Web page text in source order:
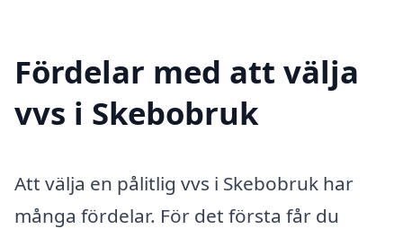
Fördelar med att välja
vvs i Skebobruk
Att välja en pålitlig vvs i Skebobruk har
många fördelar. För det första får du